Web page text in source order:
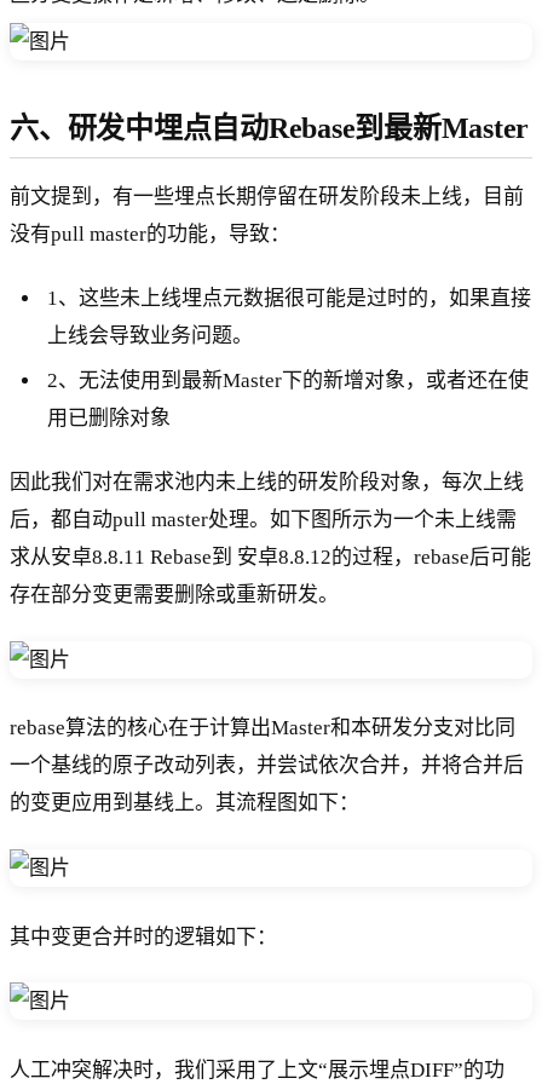
六、研发中埋点自动Rebase到最新Master
前文提到，有一些埋点长期停留在研发阶段未上线，目前
没有pull master的功能，导致：
1、这些未上线埋点元数据很可能是过时的，如果直接
上线会导致业务问题。
2、无法使用到最新Master下的新增对象，或者还在使
用已删除对象
因此我们对在需求池内未上线的研发阶段对象，每次上线
后，都自动pull master处理。如下图所示为一个未上线需
求从安卓8.8.11 Rebase到 安卓8.8.12的过程，rebase后可能
存在部分变更需要删除或重新研发。
rebase算法的核心在于计算出Master和本研发分支对比同
一个基线的原子改动列表，并尝试依次合并，并将合并后
的变更应用到基线上。其流程图如下：
其中变更合并时的逻辑如下：
人工冲突解决时，我们采用了上文“展示埋点DIFF”的功